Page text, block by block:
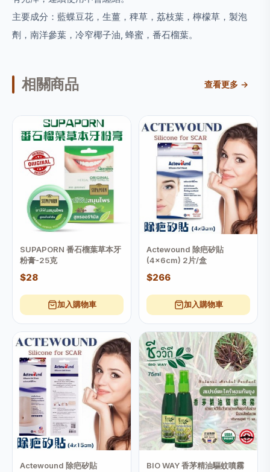
主要成分： 藍蝶豆花，生薑，稗草，荔枝葉，檸檬草，製泡
劑，南洋參葉，冷窄椰子油, 蜂蜜，番石榴葉。
相關商品 查看更多 →
SUPAPORN 番石榴葉草本牙
粉膏-25克
$28
加入購物車
Actewound 除疤矽貼
(4x6cm) 2片/盒
$266
加入購物車
Actewound 除疤矽貼
BIO WAY 香茅精油驅蚊噴霧